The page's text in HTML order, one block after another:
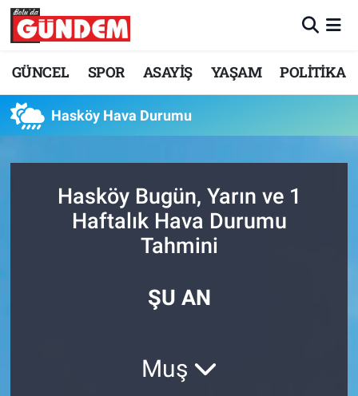
GÜNCEL SPOR ASAYİŞ YAŞAM POLİTİKA
Hasköy Hava Durumu
Hasköy Bugün, Yarın ve 1
Haftalık Hava Durumu
Tahmini
ŞU AN
Muş
Merkez Nöbetçi Eczaneler
Süper Lig Puan Durumu ve Fikstür
Tüm Manşetler